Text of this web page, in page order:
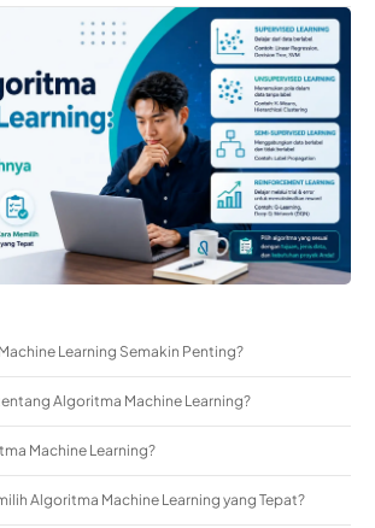
Learning Semakin Penting?
Algoritma Machine Learning?
Machine Learning?
Algoritma Machine Learning yang Tepat?